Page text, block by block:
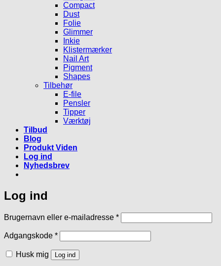
Compact
Dust
Folie
Glimmer
Inkie
Klistermærker
Nail Art
Pigment
Shapes
Tilbehør
E-file
Pensler
Tipper
Værktøj
Tilbud
Blog
Produkt Viden
Log ind
Nyhedsbrev
Log ind
Brugernavn eller e-mailadresse *Påkrævet
Adgangskode *Påkrævet
Husk mig Log ind